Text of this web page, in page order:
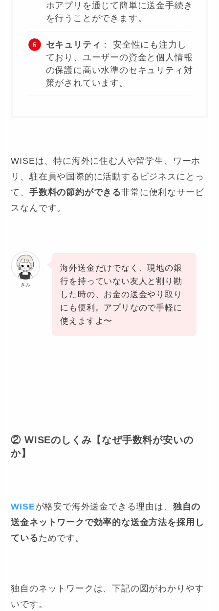
ホアプリを通じて簡単に送金手続き
を行うことができます​​。
セキュリティ ： 安全性にも注力し
ており、ユーザーの資金と個人情報
の保護に高い水準のセキュリティ対
策がされています。
WISEは、特に海外に住む人や留学生、ワーホ
リ、駐在員や国際的に活動するビジネスにとっ
て、手数料の節約ができる非常に便利なサービ
スなんです。
きみ
海外送金だけでなく、現地の銀
行を持っていない友人と割り勘
した時の、お金の送金やり取り
にも便利。アプリなので手軽に
使えますよ〜
② WISEのしくみ【なぜ手数料が安いの
か】
WISEが格安で海外送金できる理由は、 独自の
送金ネットワークで効率的な送金方法を採用し
ているためです。
独自のネットワークは、下記の図がわかりやす
いです。